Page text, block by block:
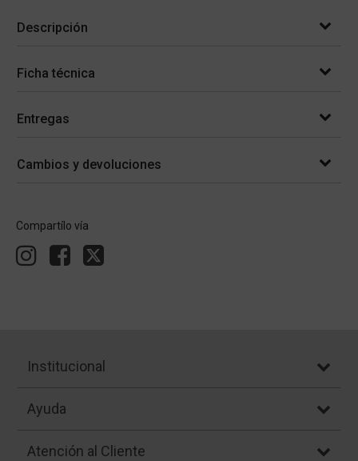
Descripción
Ficha técnica
Entregas
Cambios y devoluciones
Compartílo vía
Institucional
Ayuda
Atención al Cliente